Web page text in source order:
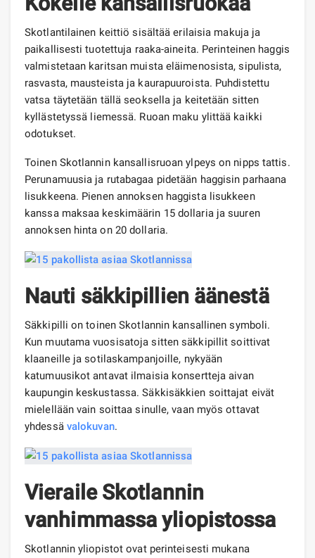
Skotlantilainen keittiö sisältää erilaisia ​​makuja ja
paikallisesti tuotettuja raaka-aineita. Perinteinen haggis
valmistetaan karitsan muista eläimenosista, sipulista,
rasvasta, mausteista ja kaurapuuroista. Puhdistettu
vatsa täytetään tällä seoksella ja keitetään sitten
kyllästetyssä liemessä. Ruoan maku ylittää kaikki
odotukset.
Toinen Skotlannin kansallisruoan ylpeys on nipps tattis.
Perunamuusia ja rutabagaa pidetään haggisin parhaana
lisukkeena. Pienen annoksen haggista lisukkeen
kanssa maksaa keskimäärin 15 dollaria ja suuren
annoksen hinta on 20 dollaria.
Nauti säkkipillien äänestä
Säkkipilli on toinen Skotlannin kansallinen symboli.
Kun muutama vuosisatoja sitten säkkipillit soittivat
klaaneille ja sotilaskampanjoille, nykyään
katumuusikot antavat ilmaisia ​​konsertteja aivan
kaupungin keskustassa. Säkkisäkkien soittajat eivät
mielellään vain soittaa sinulle, vaan myös ottavat
yhdessä valokuvan.
Vieraile Skotlannin
vanhimmassa yliopistossa
Skotlannin yliopistot ovat perinteisesti mukana